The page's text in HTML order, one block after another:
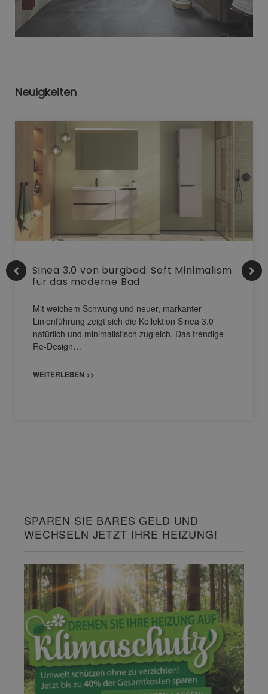
Neuigkeiten
Sinea 3.0 von burgbad: Soft Minimalism
für das moderne Bad
Mit weichem Schwung und neuer, markanter
Linienführung zeigt sich die Kollektion Sinea 3.0
natürlich und minimalistisch zugleich. Das trendige
Re-Design…
WEITERLESEN >>
SPAREN SIE BARES GELD UND
WECHSELN JETZT IHRE HEIZUNG!